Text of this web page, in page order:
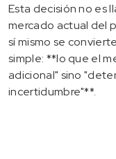
Esta decisión no es
mercado actual del
sí mismo se
simple: **lo que el
adicional" sino
incertidumbre"**.